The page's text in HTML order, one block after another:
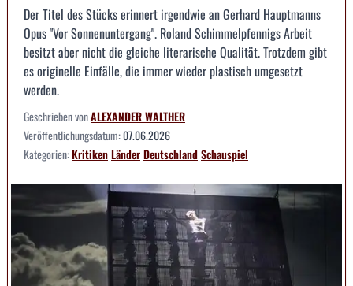
Der Titel des Stücks erinnert irgendwie an Gerhard Hauptmanns
Opus "Vor Sonnenuntergang". Roland Schimmelpfennigs Arbeit
besitzt aber nicht die gleiche literarische Qualität. Trotzdem gibt
es originelle Einfälle, die immer wieder plastisch umgesetzt
werden.
Geschrieben vonALEXANDER WALTHER
Veröffentlichungsdatum:07.06.2026
Kategorien:KritikenLänderDeutschlandSchauspiel